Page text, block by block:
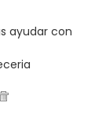
ayudar con